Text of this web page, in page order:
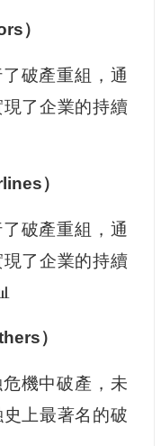
）
破產重組，通
了企業的持續
）
破產重組，通
了企業的持續
）
機中破產，未
上最著名的破